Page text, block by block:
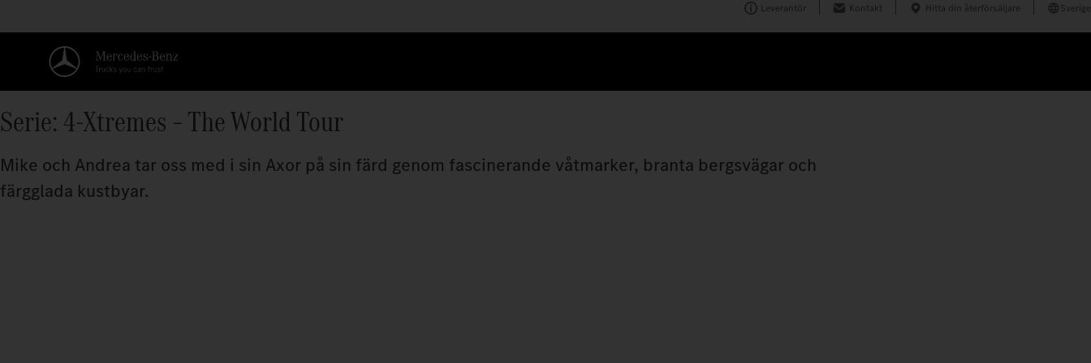
Leverantör Kontakt Hitta din återförsäljare Sverige
Serie: 4-Xtremes – The World Tour
Mike och Andrea tar oss med i sin Axor på sin färd genom fascinerande våtmarker, branta bergsvägar och
färgglada kustbyar.